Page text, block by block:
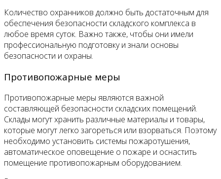
Количество охранников должно быть достаточным для
обеспечения безопасности складского комплекса в
любое время суток. Важно также, чтобы они имели
профессиональную подготовку и знали основы
безопасности и охраны.
Противопожарные меры
Противопожарные меры являются важной
составляющей безопасности складских помещений.
Склады могут хранить различные материалы и товары,
которые могут легко загореться или взорваться. Поэтому
необходимо установить системы пожаротушения,
автоматическое оповещение о пожаре и оснастить
помещение противопожарным оборудованием.